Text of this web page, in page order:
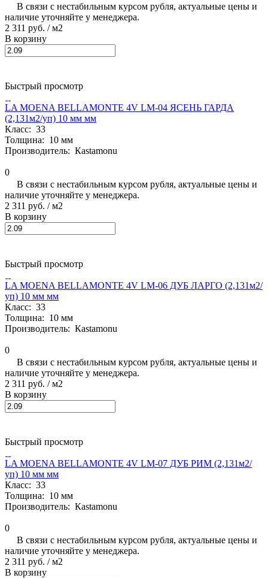
В связи с нестабильным курсом рубля, актуальные цены и
наличие уточняйте у менеджера.
2 311 руб. / м2
В корзину
Быстрый просмотр
LA MOENA BELLAMONTE 4V LM-04 ЯСЕНЬ ГАРДА
(2,131м2/уп) 10 мм мм
Класс: 33
Толщина: 10 мм
Производитель: Кastamonu
0
В связи с нестабильным курсом рубля, актуальные цены и
наличие уточняйте у менеджера.
2 311 руб. / м2
В корзину
Быстрый просмотр
LA MOENA BELLAMONTE 4V LM-06 ДУБ ЛАРГО (2,131м2/
уп) 10 мм мм
Класс: 33
Толщина: 10 мм
Производитель: Кastamonu
0
В связи с нестабильным курсом рубля, актуальные цены и
наличие уточняйте у менеджера.
2 311 руб. / м2
В корзину
Быстрый просмотр
LA MOENA BELLAMONTE 4V LM-07 ДУБ РИМ (2,131м2/
уп) 10 мм мм
Класс: 33
Толщина: 10 мм
Производитель: Кastamonu
0
В связи с нестабильным курсом рубля, актуальные цены и
наличие уточняйте у менеджера.
2 311 руб. / м2
В корзину